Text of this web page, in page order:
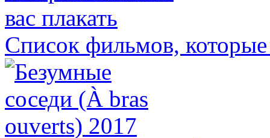
Список фильмов, которые